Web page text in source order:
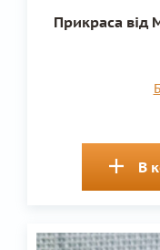
Прикраса від
В